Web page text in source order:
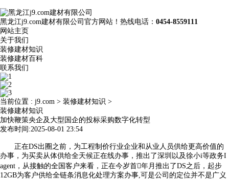
黑龙江j9.com建材有限公司官方网站！热线电话： 0454-8559111
网站主页
关于我们
装修建材知识
装修建材百科
联系我们
当前位置 : j9.com > 装修建材知识 >
装修建材知识
加快鞭策央企及大型国企的投标采购数字化转型
发布时间:2025-08-01 23:54
正在DS出圈之前，为工程制价行业企业和从业人员供给更高价值的
办事，为买卖从体供给全天候正在线办事，推出了深圳以及徐小i等政务I
agent，从接触的全国客户来看，正在今岁首年月推出了DS之后，起步
12GB为客户供给全链条消息化处理方案办事,可是公司的定位并不是广义